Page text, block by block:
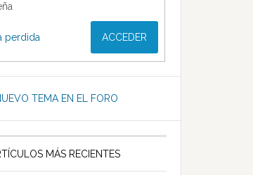
ACCEDER
perdida
TEMA EN EL FORO
MÁS RECIENTES